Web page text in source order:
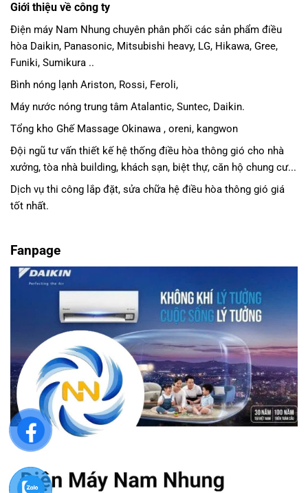
Giới thiệu về công ty
Điện máy Nam Nhung chuyên phân phối các sản phẩm điều
hòa Daikin, Panasonic, Mitsubishi heavy, LG, Hikawa, Gree,
Funiki, Sumikura ..
Bình nóng lạnh Ariston, Rossi, Feroli,
Máy nước nóng trung tâm Atalantic, Suntec, Daikin.
Tổng kho Ghế Massage Okinawa , oreni, kangwon
Đội ngũ tư vấn thiết kế hệ thống điều hòa thông gió cho nhà
xưởng, tòa nhà building, khách sạn, biệt thự, căn hộ chung cư...
Dịch vụ thi công lắp đặt, sửa chữa hệ điều hòa thông gió giá
tốt nhất.
Fanpage